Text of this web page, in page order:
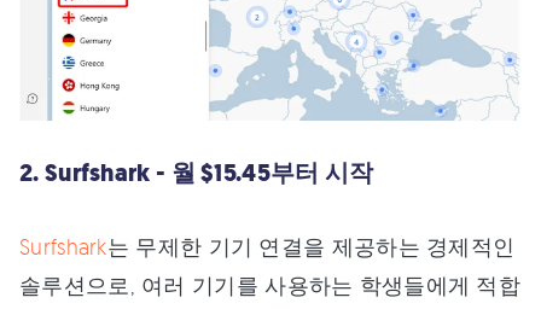
2. Surfshark - 월 $15.45부터 시작
Surfshark는 무제한 기기 연결을 제공하는 경제적인
솔루션으로, 여러 기기를 사용하는 학생들에게 적합